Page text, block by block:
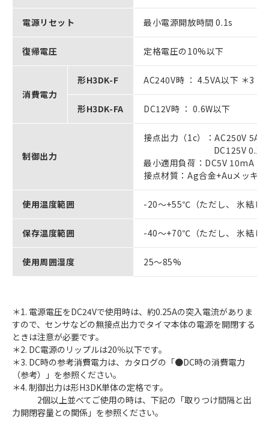
電源リセット 最小電源開放時間 0.1s
復帰電圧 定格電圧の10%以下
消費電力
形H3DK-F AC240V時 ： 4.5VA以下 ＊3
形H3DK-FA DC12V時 ： 0.6W以下
制御出力
接点出力（1c）：AC250V 5A
DC125V 0.15A max.
最小適用負荷：DC5V 10mA（
接点材質：Ag合金+Auメッキ
使用温度範囲 -20～+55℃（ただし、 氷結し
保存温度範囲 -40～+70℃（ただし、 氷結し
使用周囲湿度 25～85%
＊1. 電源電圧をDC24Vで使用時は、約0.25Aの突入電流がありま
すので、センサなどの無接点出力でタイマ本体の電源を開閉する
ときは注意が必要です。
＊2. DC電源のリップルは20％以下です。
＊3. DC時の参考消費電力は、カタログの「●DC時の消費電力
（参考）」を参照ください。
＊4. 制御出力は形H3DK単体の定格です。
2個以上並べてご使用の時は、下記の「取りつけ間隔と出
力開閉容量との関係」を参照ください。